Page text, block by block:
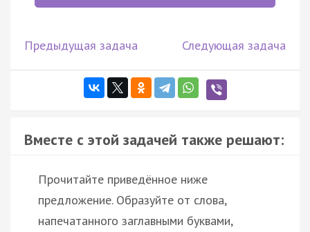
Предыдущая задача Следующая задача
Вместе с этой задачей также решают:
Прочитайте приведённое ниже
предложение. Образуйте от слова,
напечатанного заглавными буквами,